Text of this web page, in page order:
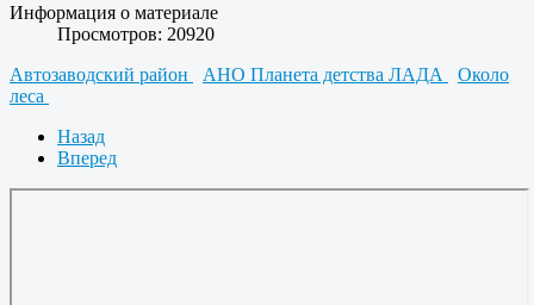
Информация о материале
Просмотров: 20920
Автозаводский район
АНО Планета детства ЛАДА
Около
леса
Назад
Вперед